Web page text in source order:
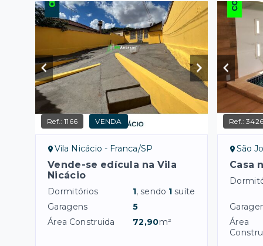
Ref.:1166 VENDA
Vila Nicácio - Franca/SP
Vende-se edícula na Vila
Nicácio
Dormitórios 1, sendo 1 suíte
Garagens
5
Área Construida
72,90m²
Ref.:
São
Casa
Área